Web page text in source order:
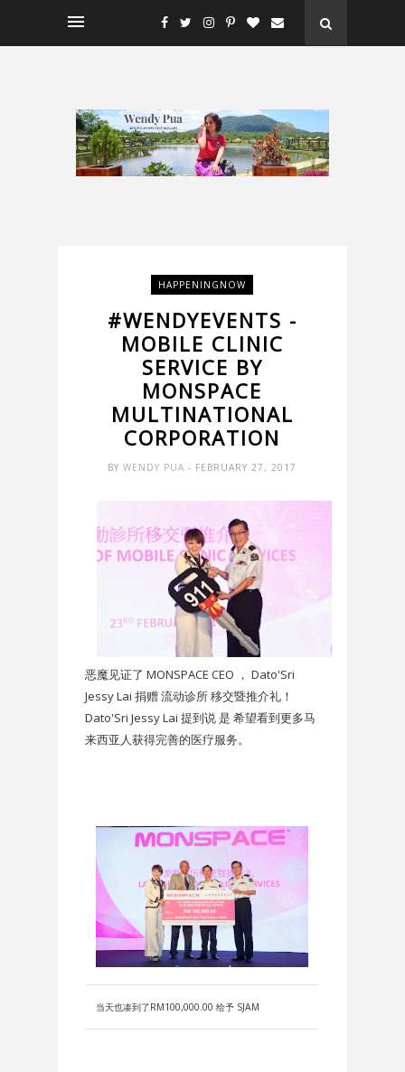
HAPPENINGNOW
#WENDYEVENTS -
MOBILE CLINIC
SERVICE BY
MONSPACE
MULTINATIONAL
CORPORATION
BYWENDY PUA- FEBRUARY 27, 2017
恶魔见证了 MONSPACE CEO ， Dato'Sri
Jessy Lai 捐赠 流动诊所 移交暨推介礼！
Dato'Sri Jessy Lai 提到说 是 希望看到更多马
来西亚人获得完善的医疗服务。
当天也凑到了RM100,000.00 给予 SJAM